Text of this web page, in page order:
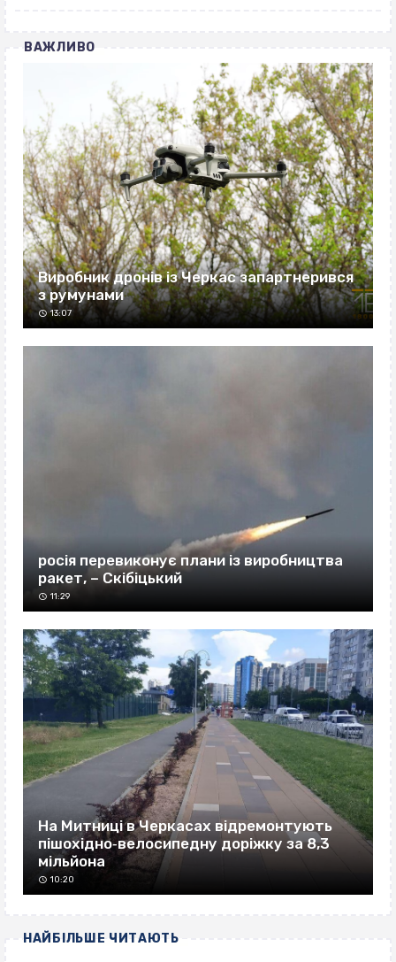
ВАЖЛИВО
Виробник дронів із Черкас запартнерився
з румунами
13:07
росія перевиконує плани із виробництва
ракет, – Скібіцький
11:29
На Митниці в Черкасах відремонтують
пішохідно‐велосипедну доріжку за 8,3
мільйона
10:20
НАЙБІЛЬШЕ ЧИТАЮТЬ